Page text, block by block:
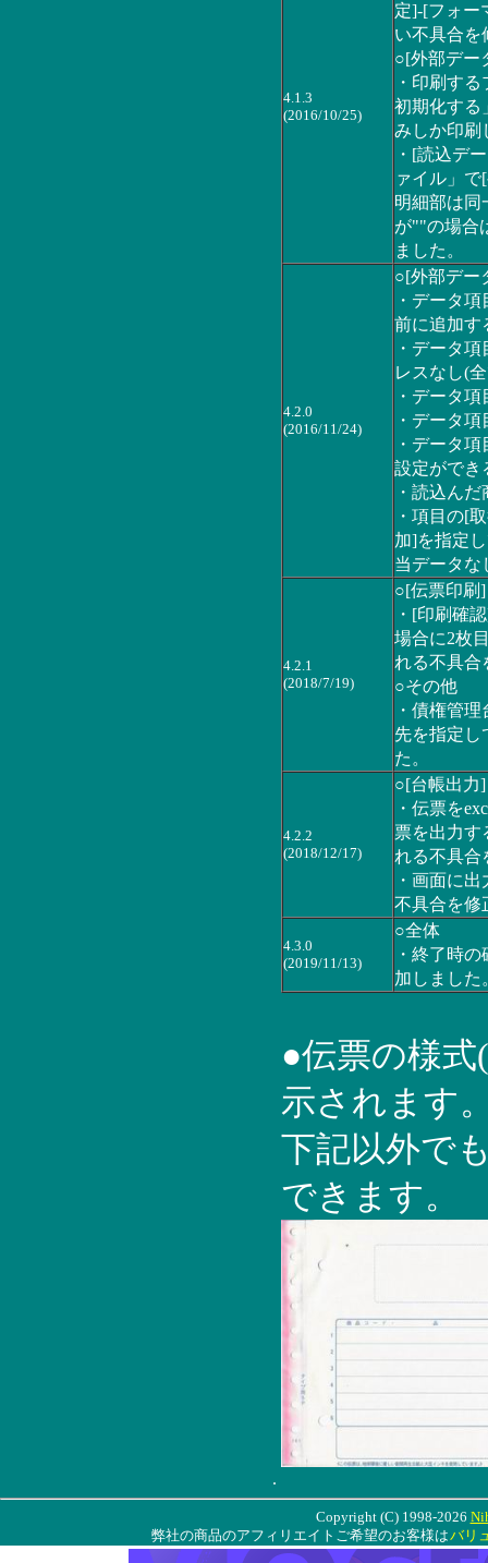
.
4.1.3
(2016/10/25)
定]-[フォー
い不具合を
○[外部デー
・印刷す
初期化する
みしか印刷
・[読込デ
ァイル」
明細部は同
が""の場合
ました。
4.2.0
(2016/11/24)
○[外部デー
・データ
前に追加す
・データ
レスなし(
・データ
・データ
・データ
設定ができ
・読込ん
・項目の[
加]を指定
当データな
4.2.1
(2018/7/19)
○[伝票印刷]
・[印刷確
場合に2枚
れる不具合
○その他
・債権管
先を指定し
た。
4.2.2
(2018/12/17)
○[台帳出力]
・伝票を
票を出力す
れる不具合
・画面に
不具合を修
4.3.0
(2019/11/13)
○全体
・終了時
加しまし
●伝票の様
示されます
下記以外で
できます。
Copyright (C) 1998-2026
弊社の商品のアフィリエイトご希望のお客様はバリ